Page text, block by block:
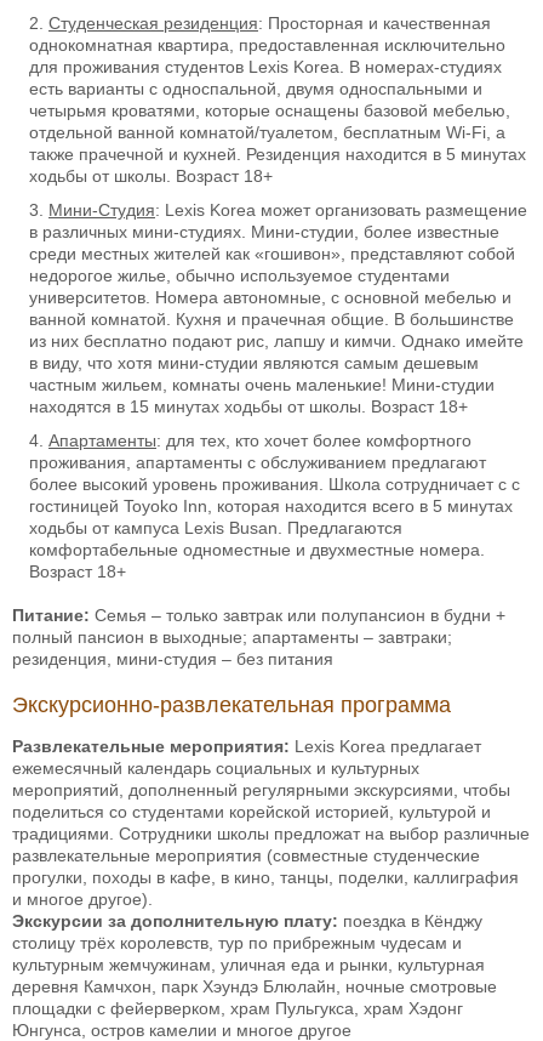
Студенческая резиденция: Просторная и качественная
однокомнатная квартира, предоставленная исключительно
для проживания студентов Lexis Korea. В номерах-студиях
есть варианты с односпальной, двумя односпальными и
четырьмя кроватями, которые оснащены базовой мебелью,
отдельной ванной комнатой/туалетом, бесплатным Wi-Fi, а
также прачечной и кухней. Резиденция находится в 5 минутах
ходьбы от школы. Возраст 18+
Мини-Студия: Lexis Korea может организовать размещение
в различных мини-студиях. Мини-студии, более известные
среди местных жителей как «гошивон», представляют собой
недорогое жилье, обычно используемое студентами
университетов. Номера автономные, с основной мебелью и
ванной комнатой. Кухня и прачечная общие. В большинстве
из них бесплатно подают рис, лапшу и кимчи. Однако имейте
в виду, что хотя мини-студии являются самым дешевым
частным жильем, комнаты очень маленькие! Мини-студии
находятся в 15 минутах ходьбы от школы. Возраст 18+
Апартаменты: для тех, кто хочет более комфортного
проживания, апартаменты с обслуживанием предлагают
более высокий уровень проживания. Школа сотрудничает с с
гостиницей Toyoko Inn, которая находится всего в 5 минутах
ходьбы от кампуса Lexis Busan. Предлагаются
комфортабельные одноместные и двухместные номера.
Возраст 18+
Питание: Семья – только завтрак или полупансион в будни +
полный пансион в выходные; апартаменты – завтраки;
резиденция, мини-студия – без питания
Экскурсионно-развлекательная программа
Развлекательные мероприятия: Lexis Korea предлагает
ежемесячный календарь социальных и культурных
мероприятий, дополненный регулярными экскурсиями, чтобы
поделиться со студентами корейской историей, культурой и
традициями. Сотрудники школы предложат на выбор различные
развлекательные мероприятия (совместные студенческие
прогулки, походы в кафе, в кино, танцы, поделки, каллиграфия
и многое другое).
Экскурсии за дополнительную плату: поездка в Кёнджу
столицу трёх королевств, тур по прибрежным чудесам и
культурным жемчужинам, уличная еда и рынки, культурная
деревня Камчхон, парк Хэундэ Блюлайн, ночные смотровые
площадки с фейерверком, храм Пульгукса, храм Хэдонг
Юнгунса, остров камелии и многое другое